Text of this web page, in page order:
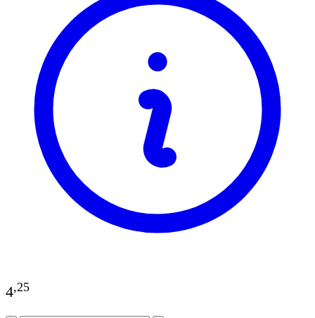
4,25